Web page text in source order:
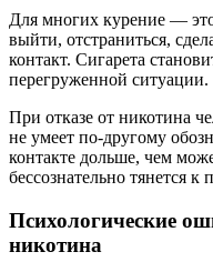
Для многих курение —
выйти, отстраниться,
контакт. Сигарета
перегруженной ситуации.
При отказе от никотина
не умеет по-другому
контакте дольше, чем
бессознательно тянется
Психологические
никотина